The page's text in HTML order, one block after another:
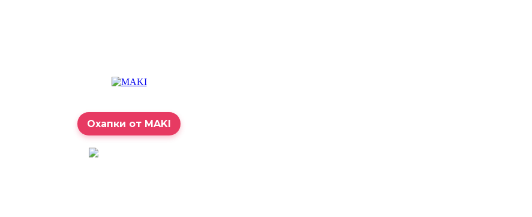
Охапки от MAKI